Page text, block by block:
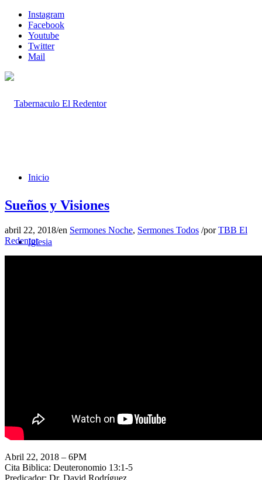
Instagram
Facebook
Youtube
Twitter
Mail
Inicio
Iglesia
Sueños y Visiones
abril 22, 2018/en Sermones Noche, Sermones Todos /porTBB El
Redentor
Abril 22, 2018 – 6PM
Cita Biblica: Deuteronomio 13:1-5
Predicador: Dr. David Rodríguez